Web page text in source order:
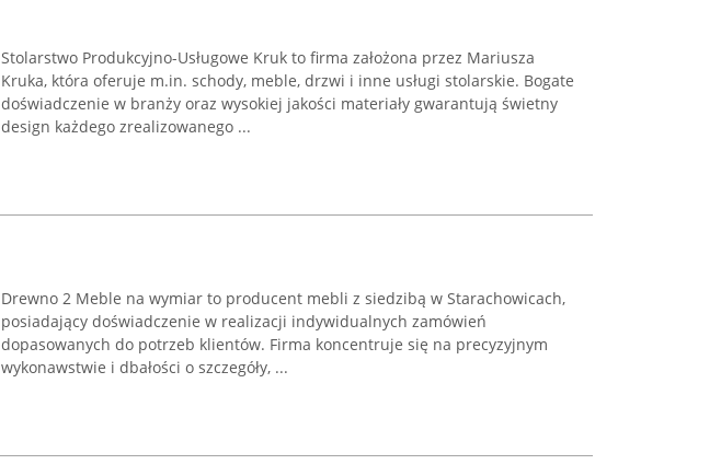
Stolarstwo Produkcyjno-Usługowe Kruk to firma założona przez Mariusza
Kruka, która oferuje m.in. schody, meble, drzwi i inne usługi stolarskie. Bogate
doświadczenie w branży oraz wysokiej jakości materiały gwarantują świetny
design każdego zrealizowanego ...
Drewno 2 Meble na wymiar to producent mebli z siedzibą w Starachowicach,
posiadający doświadczenie w realizacji indywidualnych zamówień
dopasowanych do potrzeb klientów. Firma koncentruje się na precyzyjnym
wykonawstwie i dbałości o szczegóły, ...